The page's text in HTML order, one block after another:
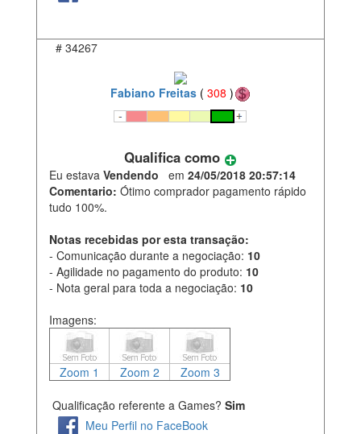
# 34267
Fabiano Freitas ( 308 )
Qualifica como
Eu estava Vendendo em 24/05/2018 20:57:14
Comentario: Ótimo comprador pagamento rápido
tudo 100%.
Notas recebidas por esta transação:
- Comunicação durante a negociação: 10
- Agilidade no pagamento do produto: 10
- Nota geral para toda a negociação: 10
Imagens:
Zoom 1 Zoom 2 Zoom 3
Qualificação referente a Games? Sim
Meu Perfil no FaceBook